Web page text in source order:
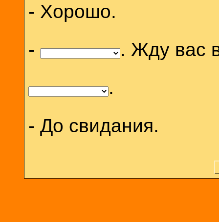
- Хорошо.
-
. Жду вас
.
- До свидания.